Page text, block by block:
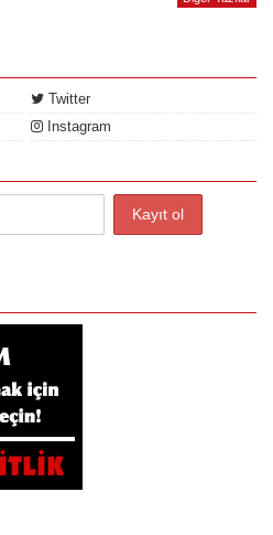
Twitter
Instagram